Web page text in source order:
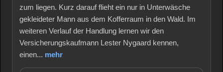
zum liegen. Kurz darauf flieht ein nur in Unterwäsche
gekleideter Mann aus dem Kofferraum in den Wald. Im
weiteren Verlauf der Handlung lernen wir den
Versicherungskaufmann Lester Nygaard kennen,
einen... mehr